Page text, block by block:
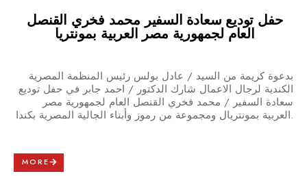
حفل توديع سعادة السفير محمد فخري القنصل
العام لجمهورية مصر العربية بمونتريا
بدعوة كريمة من السيد / عادل بولس رئيس المنظمة المصرية
الكندية لرجال الاعمال شارك الدكتور / احمد جابر في حفل توديع
سعادة السفير / محمد فخري القنصل العام لجمهورية مصر
العربية بمونتريال ومجموعة من رموز وأبناء الجالية المصرية بكندا.
MORE